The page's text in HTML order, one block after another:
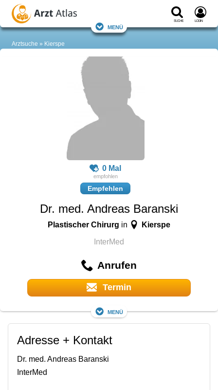
Suche Login
Menü
Arztsuche Kierspe
0 Mal
Empfehlen
Dr. med. Andreas Baranski
Plastischer Chirurg in Kierspe
InterMed
Anrufen
Termin
Menü
Adresse + Kontakt
Dr. med. Andreas Baranski
InterMed